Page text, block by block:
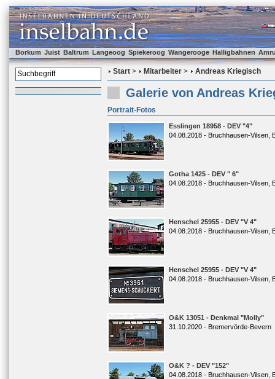
Borkum Juist Baltrum Langeoog Spiekeroog Wangerooge Halligbahnen
Start > Mitarbeiter > Andreas Kriegisch
Galerie von Andreas
Portrait-Fotos
Esslingen 18958 - DEV "4"
04.08.2018 - Bruchhausen-Vilsen,
Gotha 1425 - DEV " 6"
04.08.2018 - Bruchhausen-Vilsen,
Henschel 25955 - DEV "V 4"
04.08.2018 - Bruchhausen-Vilsen,
Henschel 25955 - DEV "V 4"
04.08.2018 - Bruchhausen-Vilsen,
O&K 13051 - Denkmal "Molly"
31.10.2020 - Bremervörde-Bevern
O&K ? - DEV "152"
04.08.2018 - Bruchhausen-Vilsen,